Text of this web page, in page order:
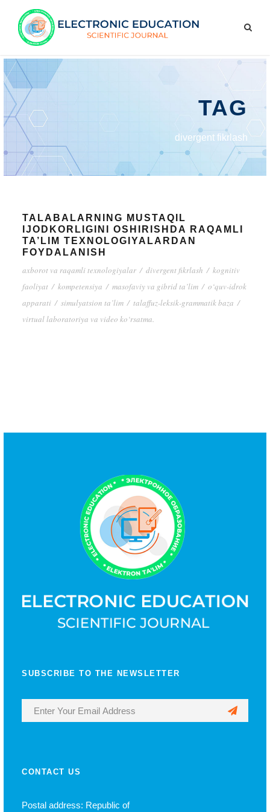
TAG
divergent fikrlash
TALABALARNING MUSTAQIL
IJODKORLIGINI OSHIRISHDA RAQAMLI
TA’LIM TEXNOLOGIYALARDAN
FOYDALANISH
axborot va raqamli texnologiyalar / divergent fikrlash / kognitiv
faoliyat / kompetensiya / masofaviy va gibrid ta’lim / o‘quv-idrok
apparati / simulyatsion ta’lim / talaffuz-leksik-grammatik baza /
virtual laboratoriya va video ko‘rsatma.
SUBSCRIBE TO THE NEWSLETTER
CONTACT US
Postal address: Republic of